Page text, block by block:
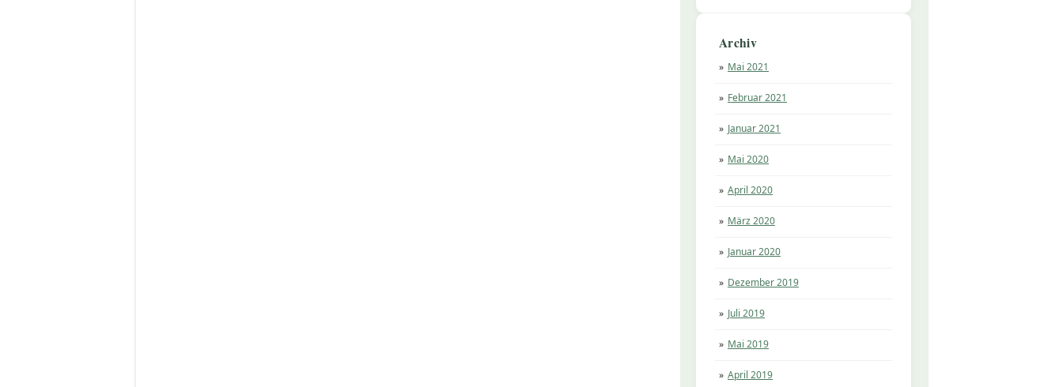
Archiv
Mai 2021
Februar 2021
Januar 2021
Mai 2020
April 2020
März 2020
Januar 2020
Dezember 2019
Juli 2019
Mai 2019
April 2019